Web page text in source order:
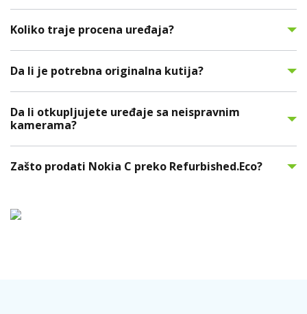
Koliko traje procena uređaja?
Da li je potrebna originalna kutija?
Da li otkupljujete uređaje sa neispravnim
kamerama?
Zašto prodati Nokia C preko Refurbished.Eco?